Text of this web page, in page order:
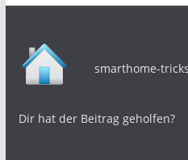
smarthome-
Dir hat der Beitrag geholfen?